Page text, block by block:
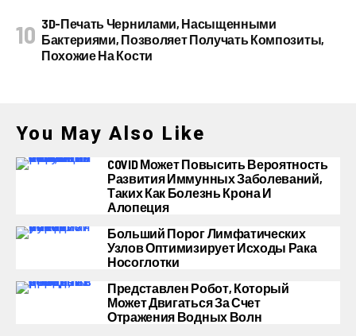
3D-Печать Чернилами, Насыщенными
Бактериями, Позволяет Получать Композиты,
Похожие На Кости
You May Also Like
COVID Может Повысить Вероятность
Развития Иммунных Заболеваний,
Таких Как Болезнь Крона И
Алопеция
Больший Порог Лимфатических
Узлов Оптимизирует Исходы Рака
Носоглотки
Представлен Робот, Который
Может Двигаться За Счет
Отражения Водных Волн